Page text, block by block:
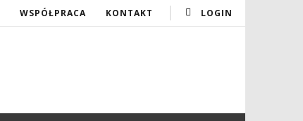
LOGIN
WSPÓŁPRACA KONTAKT